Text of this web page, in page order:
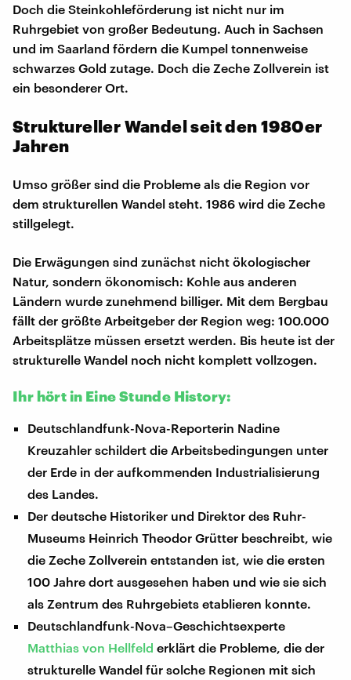
Doch die Steinkohleförderung ist nicht nur im
Ruhrgebiet von großer Bedeutung. Auch in Sachsen
und im Saarland fördern die Kumpel tonnenweise
schwarzes Gold zutage. Doch die Zeche Zollverein ist
ein besonderer Ort.
Struktureller Wandel seit den 1980er
Jahren
Umso größer sind die Probleme als die Region vor
dem strukturellen Wandel steht. 1986 wird die Zeche
stillgelegt.
Die Erwägungen sind zunächst nicht ökologischer
Natur, sondern ökonomisch: Kohle aus anderen
Ländern wurde zunehmend billiger. Mit dem Bergbau
fällt der größte Arbeitgeber der Region weg: 100.000
Arbeitsplätze müssen ersetzt werden. Bis heute ist der
strukturelle Wandel noch nicht komplett vollzogen.
Ihr hört in Eine Stunde History:
Deutschlandfunk-Nova-Reporterin Nadine
Kreuzahler schildert die Arbeitsbedingungen unter
der Erde in der aufkommenden Industrialisierung
des Landes.
Der deutsche Historiker und Direktor des Ruhr-
Museums Heinrich Theodor Grütter beschreibt, wie
die Zeche Zollverein entstanden ist, wie die ersten
100 Jahre dort ausgesehen haben und wie sie sich
als Zentrum des Ruhrgebiets etablieren konnte.
Deutschlandfunk-Nova–Geschichtsexperte
Matthias von Hellfeld erklärt die Probleme, die der
strukturelle Wandel für solche Regionen mit sich